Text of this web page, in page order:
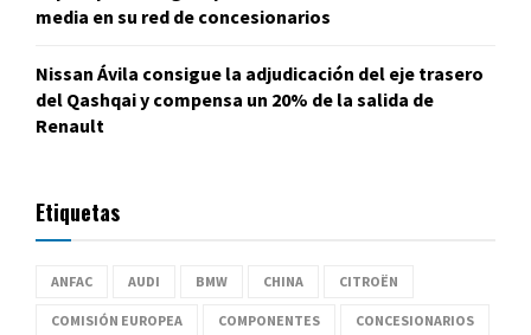
media en su red de concesionarios
Nissan Ávila consigue la adjudicación del eje trasero
del Qashqai y compensa un 20% de la salida de
Renault
Etiquetas
ANFAC AUDI BMW CHINA CITROËN
COMISIÓN EUROPEA COMPONENTES CONCESIONARIOS